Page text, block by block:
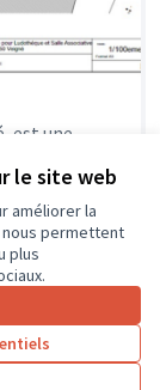
le site web
améliorer la
permettent
plus
est une
Veigné